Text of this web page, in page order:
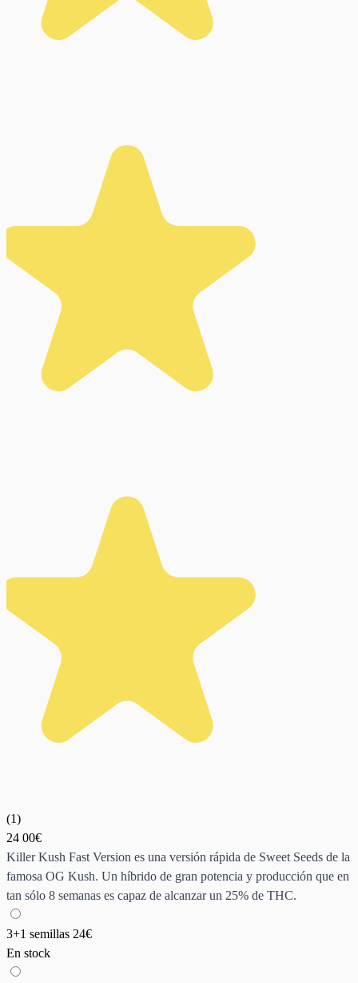
(1)
24 00€
Killer Kush Fast Version es una versión rápida de Sweet Seeds de la
famosa OG Kush. Un híbrido de gran potencia y producción que en
tan sólo 8 semanas es capaz de alcanzar un 25% de THC.
3+1 semillas 24€
En stock